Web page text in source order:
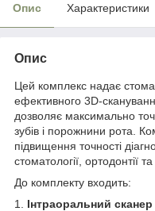
Опис Характеристики
Опис
Цей комплекс надає
ефективного 3D-
дозволяє максимально
зубів і порожнини рота.
підвищення точності
стоматології, ортодонтії
До комплекту входить:
1.
Інтраоральний